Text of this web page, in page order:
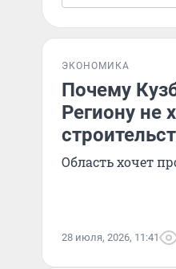
ЭКОНОМИКА
Почему
Региону не
Область хочет
28 июля, 2026, 11:41